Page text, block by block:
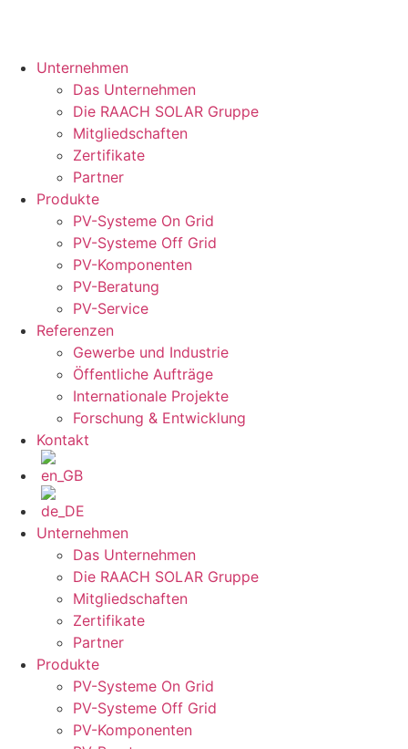
Unternehmen
Das Unternehmen
Die RAACH SOLAR Gruppe
Mitgliedschaften
Zertifikate
Partner
Produkte
PV-Systeme On Grid
PV-Systeme Off Grid
PV-Komponenten
PV-Beratung
PV-Service
Referenzen
Gewerbe und Industrie
Öffentliche Aufträge
Internationale Projekte
Forschung & Entwicklung
Kontakt
Unternehmen
Das Unternehmen
Die RAACH SOLAR Gruppe
Mitgliedschaften
Zertifikate
Partner
Produkte
PV-Systeme On Grid
PV-Systeme Off Grid
PV-Komponenten